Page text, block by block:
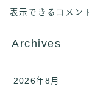
表示できるコメン
Archives
2026年8月